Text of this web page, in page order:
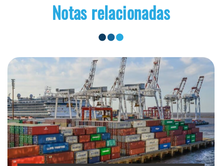
Notas relacionadas